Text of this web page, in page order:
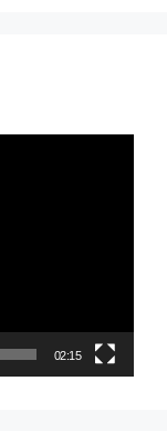
02:15